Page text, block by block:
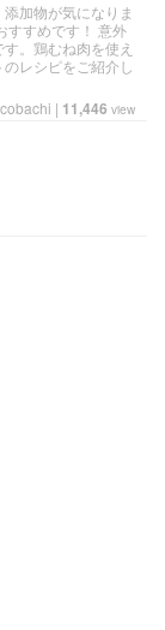
加物が気になりま
すすめです！ 意外
。鶏むね肉を使え
レシピをご紹介し
cobachi | 11,446 view